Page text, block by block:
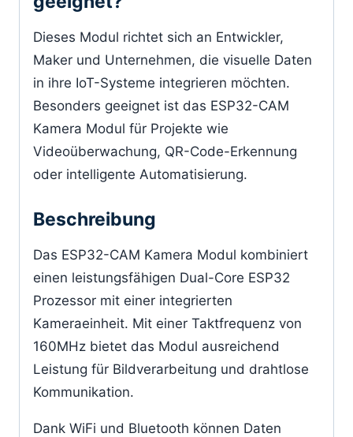
Dieses Modul richtet sich an Entwickler,
Maker und Unternehmen, die visuelle Daten
in ihre IoT-Systeme integrieren möchten.
Besonders geeignet ist das ESP32-CAM
Kamera Modul für Projekte wie
Videoüberwachung, QR-Code-Erkennung
oder intelligente Automatisierung.
Beschreibung
Das ESP32-CAM Kamera Modul kombiniert
einen leistungsfähigen Dual-Core ESP32
Prozessor mit einer integrierten
Kameraeinheit. Mit einer Taktfrequenz von
160MHz bietet das Modul ausreichend
Leistung für Bildverarbeitung und drahtlose
Kommunikation.
Dank WiFi und Bluetooth können Daten